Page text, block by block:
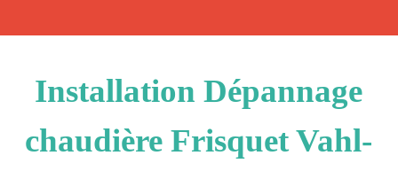
Installation Dépannage
chaudière Frisquet Vahl-